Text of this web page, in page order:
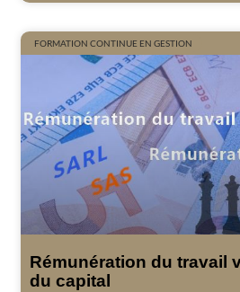
FORMATION CONTINUE EN GESTION
Rémunération du travail
du capital